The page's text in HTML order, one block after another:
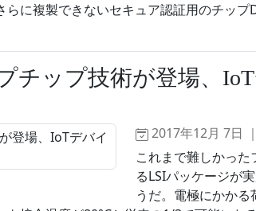
らに複製できないセキュア認証用のチップ
チップ技術が登場、
2017年12月 7日 ｜
これまで難しかった
るLSIパッケージが
うだ。電極にかか